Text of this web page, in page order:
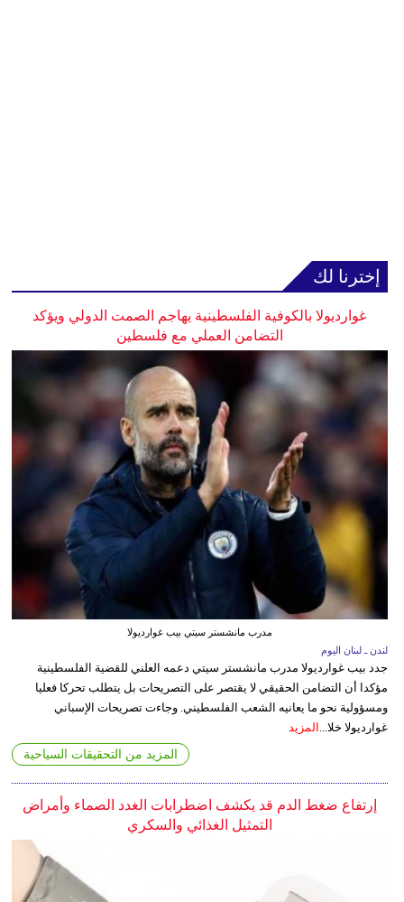
إخترنا لك
غوارديولا بالكوفية الفلسطينية يهاجم الصمت الدولي ويؤكد
التضامن العملي مع فلسطين
مدرب مانشستر سيتي بيب غوارديولا
لندن ـ لبنان اليوم
جدد بيب غوارديولا مدرب مانشستر سيتي دعمه العلني للقضية الفلسطينية
مؤكدا أن التضامن الحقيقي لا يقتصر على التصريحات بل يتطلب تحركا فعليا
ومسؤولية نحو ما يعانيه الشعب الفلسطيني. وجاءت تصريحات الإسباني
غوارديولا خلا...
المزيد
المزيد من التحقيقات السياحية
إرتفاع ضغط الدم قد يكشف اضطرابات الغدد الصماء وأمراض
التمثيل الغذائي والسكري